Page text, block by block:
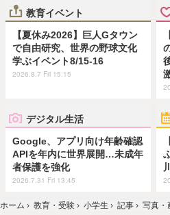
教育イベント
【夏休み2026】巨人Gタウン
で自由研究、世界の野球文化
学ぶイベント8/15-16
2026.8.7 Fri 15:15
デジタル生活
Google、アプリ向け年齢確認
APIを年内に世界展開…未成年
者保護を強化
2026.7.31 Fri 13:45
ホーム › 教育・受験 › 小学生 › 記事 › 写真・